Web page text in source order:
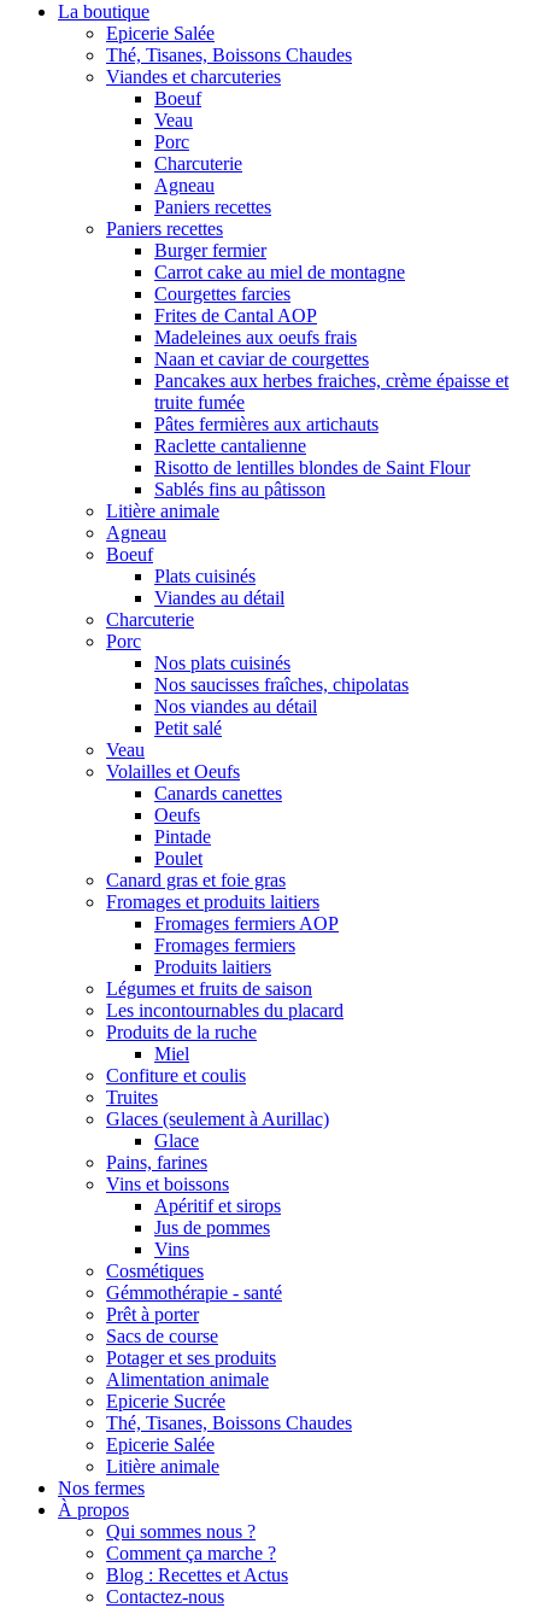
La boutique
Epicerie Salée
Thé, Tisanes, Boissons Chaudes
Viandes et charcuteries
Boeuf
Veau
Porc
Charcuterie
Agneau
Paniers recettes
Paniers recettes
Burger fermier
Carrot cake au miel de montagne
Courgettes farcies
Frites de Cantal AOP
Madeleines aux oeufs frais
Naan et caviar de courgettes
Pancakes aux herbes fraiches, crème épaisse et
truite fumée
Pâtes fermières aux artichauts
Raclette cantalienne
Risotto de lentilles blondes de Saint Flour
Sablés fins au pâtisson
Litière animale
Agneau
Boeuf
Plats cuisinés
Viandes au détail
Charcuterie
Porc
Nos plats cuisinés
Nos saucisses fraîches, chipolatas
Nos viandes au détail
Petit salé
Veau
Volailles et Oeufs
Canards canettes
Oeufs
Pintade
Poulet
Canard gras et foie gras
Fromages et produits laitiers
Fromages fermiers AOP
Fromages fermiers
Produits laitiers
Légumes et fruits de saison
Les incontournables du placard
Produits de la ruche
Miel
Confiture et coulis
Truites
Glaces (seulement à Aurillac)
Glace
Pains, farines
Vins et boissons
Apéritif et sirops
Jus de pommes
Vins
Cosmétiques
Gémmothérapie - santé
Prêt à porter
Sacs de course
Potager et ses produits
Alimentation animale
Epicerie Sucrée
Thé, Tisanes, Boissons Chaudes
Epicerie Salée
Litière animale
Nos fermes
À propos
Qui sommes nous ?
Comment ça marche ?
Blog : Recettes et Actus
Contactez-nous